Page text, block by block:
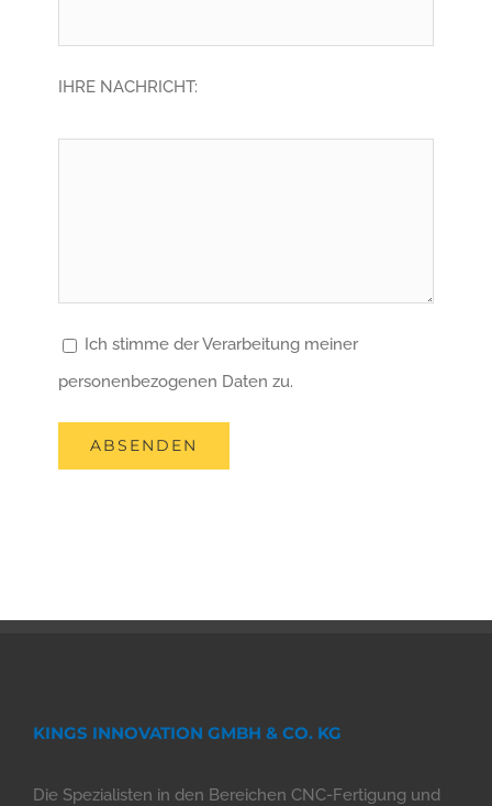
IHRE NACHRICHT:
Ich stimme der Verarbeitung meiner
personenbezogenen Daten zu.
KINGS INNOVATION GMBH & CO. KG
Die Spezialisten in den Bereichen CNC-Fertigung und